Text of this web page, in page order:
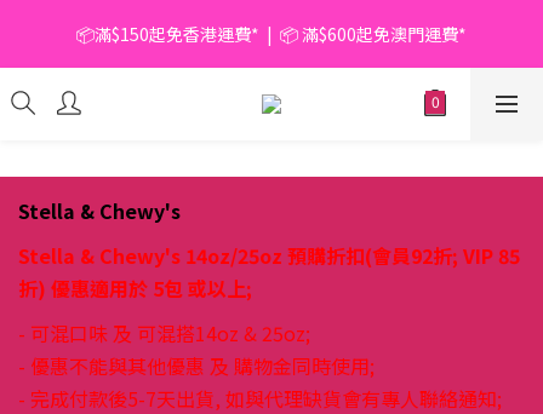
📦滿$150起免香港運費*  |  📦 滿$600起免澳門運費*
📦滿$150起免香港運費*  |  📦 滿$600起免澳門運費*
🥫 罐頭優惠 | 任選* 6件 即減 $6 |  任選* 24件 即減 $30 🥫 (按此了
解更多)
Stella & Chewy's
Stella & Chewy's 14oz/25oz 預購折扣(會員92折; VIP 85
折) 優惠適用於 5包 或以上;
- 可混口味 及 可混搭14oz & 25oz;
- 優惠不能與其他優惠 及 購物金同時使用;
- 完成付款後5-7天出貨, 如與代理缺貨會有專人聯絡通知;